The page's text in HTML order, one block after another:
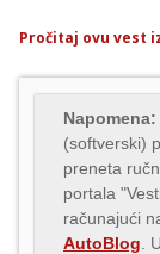
Pročitaj ovu vest
Napomena:
(softverski)
preneta
portala
računajući
AutoBlog .